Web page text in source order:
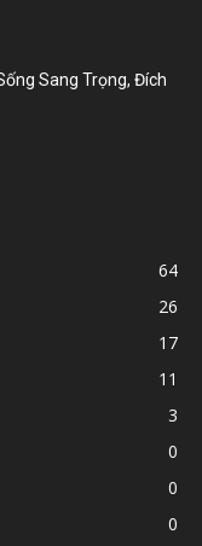
Sang Trọng, Đích
64
26
17
11
3
0
0
0